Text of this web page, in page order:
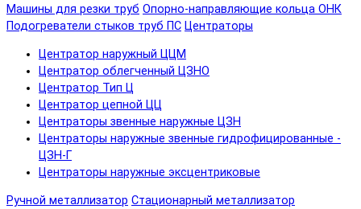
Машины для резки труб Опорно-направляющие кольца ОНК
Подогреватели стыков труб ПС Центраторы
Центратор наружный ЦЦМ
Центратор облегченный ЦЗНО
Центратор Тип Ц
Центратор цепной ЦЦ
Центраторы звенные наружные ЦЗН
Центраторы наружные звенные гидрофицированные -
ЦЗН-Г
Центраторы наружные эксцентриковые
Ручной металлизатор Стационарный металлизатор